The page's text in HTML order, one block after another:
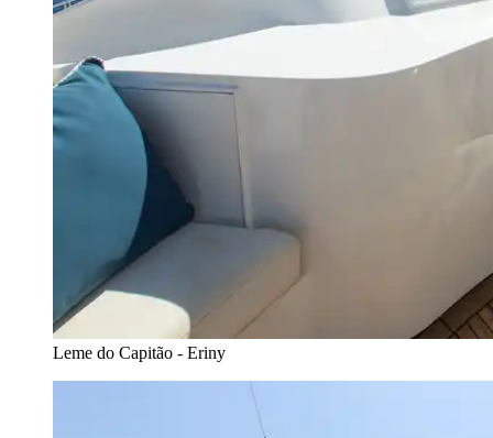
Leme do Capitão - Eriny